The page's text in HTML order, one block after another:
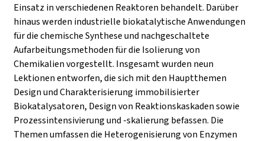
Einsatz in verschiedenen Reaktoren behandelt. Darüber
hinaus werden industrielle biokatalytische Anwendungen
für die chemische Synthese und nachgeschaltete
Aufarbeitungsmethoden für die Isolierung von
Chemikalien vorgestellt. Insgesamt wurden neun
Lektionen entworfen, die sich mit den Hauptthemen
Design und Charakterisierung immobilisierter
Biokatalysatoren, Design von Reaktionskaskaden sowie
Prozessintensivierung und -skalierung befassen. Die
Themen umfassen die Heterogenisierung von Enzymen